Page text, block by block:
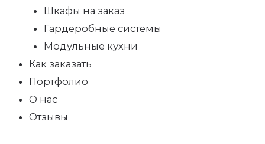
Шкафы на заказ
Гардеробные системы
Модульные кухни
Как заказать
Портфолио
О нас
Отзывы